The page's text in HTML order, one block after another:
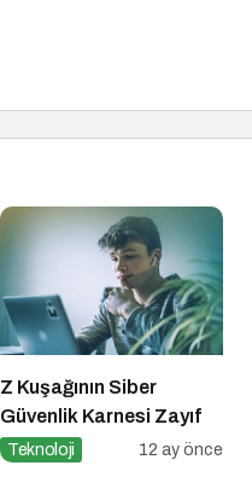
Z Kuşağının Siber
Güvenlik Karnesi Zayıf
Teknoloji 12 ay önce